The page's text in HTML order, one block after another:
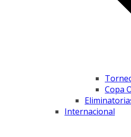
Copa
Internacional